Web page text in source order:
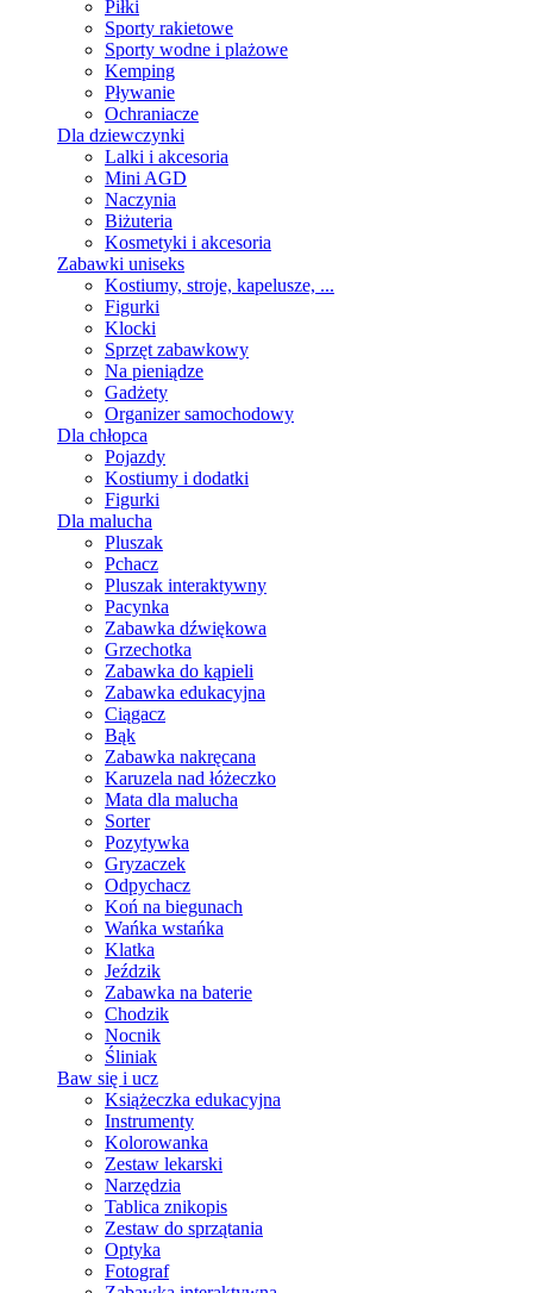
Piłki
Sporty rakietowe
Sporty wodne i plażowe
Kemping
Pływanie
Ochraniacze
Dla dziewczynki
Lalki i akcesoria
Mini AGD
Naczynia
Biżuteria
Kosmetyki i akcesoria
Zabawki uniseks
Kostiumy, stroje, kapelusze, ...
Figurki
Klocki
Sprzęt zabawkowy
Na pieniądze
Gadżety
Organizer samochodowy
Dla chłopca
Pojazdy
Kostiumy i dodatki
Figurki
Dla malucha
Pluszak
Pchacz
Pluszak interaktywny
Pacynka
Zabawka dźwiękowa
Grzechotka
Zabawka do kąpieli
Zabawka edukacyjna
Ciągacz
Bąk
Zabawka nakręcana
Karuzela nad łóżeczko
Mata dla malucha
Sorter
Pozytywka
Gryzaczek
Odpychacz
Koń na biegunach
Wańka wstańka
Klatka
Jeździk
Zabawka na baterie
Chodzik
Nocnik
Śliniak
Baw się i ucz
Książeczka edukacyjna
Instrumenty
Kolorowanka
Zestaw lekarski
Narzędzia
Tablica znikopis
Zestaw do sprzątania
Optyka
Fotograf